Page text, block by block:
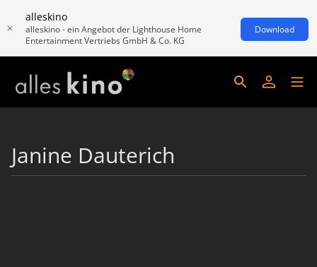
alleskino
alleskino - ein Angebot der Lighthouse Home
Entertainment Vertriebs GmbH & Co. KG
Download
Janine Dauterich